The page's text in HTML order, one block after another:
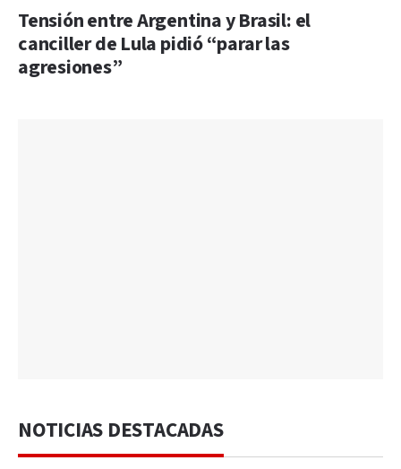
Tensión entre Argentina y Brasil: el
canciller de Lula pidió “parar las
agresiones”
NOTICIAS DESTACADAS